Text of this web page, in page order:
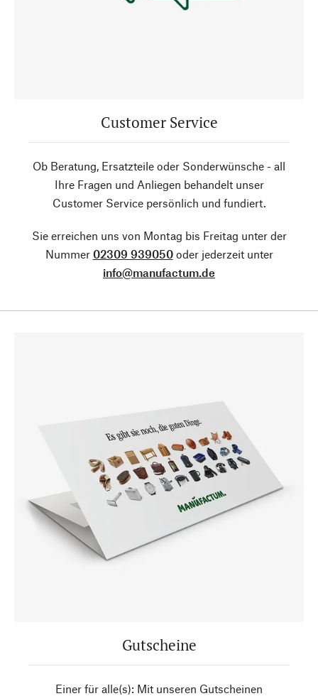
Customer Service
Ob Beratung, Ersatzteile oder Sonderwünsche - all
Ihre Fragen und Anliegen behandelt unser
Customer Service persönlich und fundiert.
Sie erreichen uns von Montag bis Freitag unter der
Nummer 02309 939050oder jederzeit unter
info@manufactum.de
Gutscheine
Einer für alle(s): Mit unseren Gutscheinen